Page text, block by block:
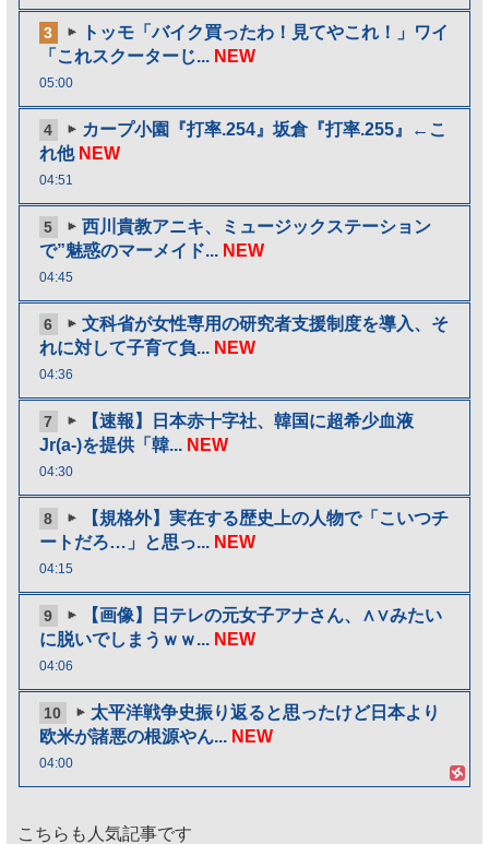
3
トッモ「バイク買ったわ！見てやこれ！」ワイ
「これスクーターじ... NEW
05:00
4
カープ小園『打率.254』坂倉『打率.255』←こ
れ他 NEW
04:51
5
西川貴教アニキ、ミュージックステーション
で”魅惑のマーメイド... NEW
04:45
6
文科省が女性専用の研究者支援制度を導入、そ
れに対して子育て負... NEW
04:36
7
【速報】日本赤十字社、韓国に超希少血液
Jr(a-)を提供「韓... NEW
04:30
8
【規格外】実在する歴史上の人物で「こいつチ
ートだろ…」と思っ... NEW
04:15
9
【画像】日テレの元女子アナさん、∧∨みたい
に脱いでしまうｗｗ... NEW
04:06
10
太平洋戦争史振り返ると思ったけど日本より
欧米が諸悪の根源やん... NEW
04:00
こちらも人気記事です